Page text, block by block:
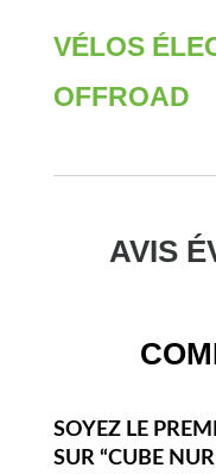
VÉLOS
OFFROAD
AVIS
SOYEZ LE
SUR “CUBE